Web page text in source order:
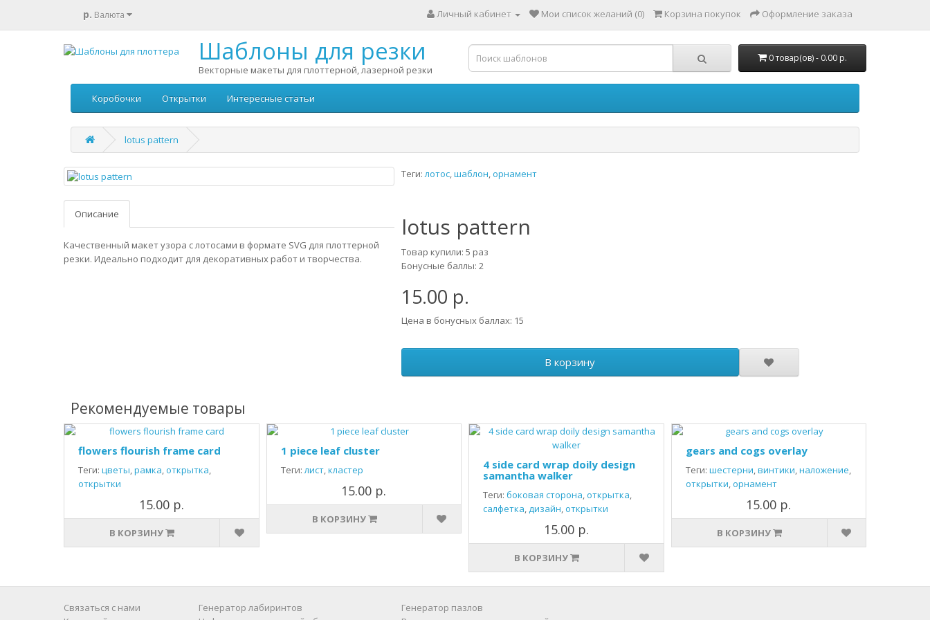
р. Валюта Личный кабинет Мои список желаний (0) Корзина покупок Оформление заказа
Шаблоны для резки
Векторные макеты для плоттерной, лазерной резки
0 товар(ов) - 0.00 р.
Коробочки Открытки Интересные статьи
lotus pattern
Описание
Качественный макет узора с лотосами в формате SVG для плоттерной
резки. Идеально подходит для декоративных работ и творчества.
Теги:лотос,шаблон,орнамент
lotus pattern
Товар купили: 5 раз
Бонусные баллы: 2
15.00 р.
Цена в бонусных баллах: 15
В корзину
Рекомендуемые товары
flowers flourish frame card
Теги: цветы,рамка,открытка,
открытки
15.00 р.
В КОРЗИНУ
1 piece leaf cluster
Теги:лист,кластер
15.00 р.
В КОРЗИНУ
4 side card wrap doily design
samantha walker
Теги: боковая сторона,открытка,
салфетка,дизайн,открытки
15.00 р.
В КОРЗИНУ
gears and cogs overlay
Теги: шестерни,винтики,наложение,
открытки,орнамент
15.00 р.
В КОРЗИНУ
Связаться с нами
Генератор лабиринтов
Генератор пазлов